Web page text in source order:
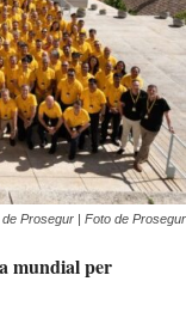
Prosegur | Foto de Prosegur
mundial per